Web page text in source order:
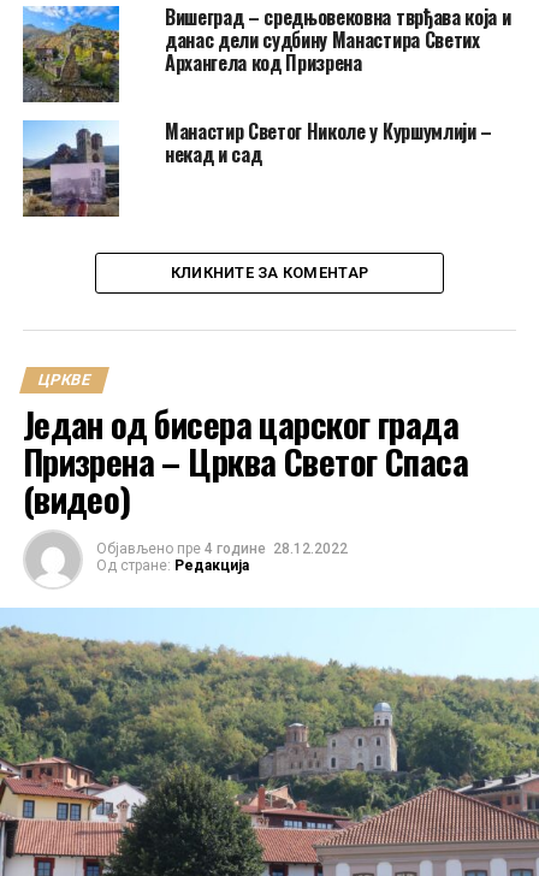
Вишеград – средњовековна тврђава која и
данас дели судбину Манастира Светих
Архангела код Призрена
Манастир Светог Николе у Куршумлији –
некад и сад
КЛИКНИТЕ ЗА КОМЕНТАР
ЦРКВЕ
Један од бисера царског града
Призрена – Црква Светог Спаса
(видео)
Објављено пре 4 године 28.12.2022
Од стране: Редакција